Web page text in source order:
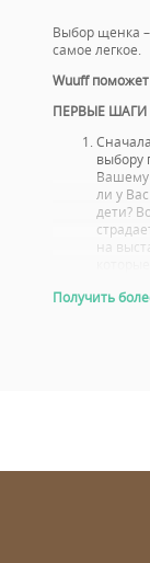
Выбор щенка
самое легкое.
Wuuff
ПЕРВЫЕ ШАГИ
выбору
Вашему
ли у
дети?
на
Вам
Получить